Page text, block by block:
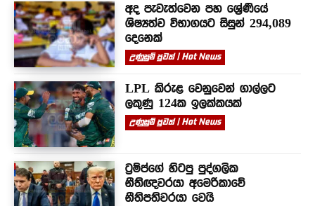
අද පැවැත්වෙන පහ ශ්‍රේණියේ
ශිෂ්‍යත්ව විභාගයට සිසුන් 294,089
දෙනෙක්
උණුසුම් පුවත් | Hot News
LPL කිරුළ වෙනුවෙන් ගාල්ලට
ලකුණු 124ක ඉලක්කයක්
උණුසුම් පුවත් | Hot News
ට්‍රම්ප්ගේ හිටපු පුද්ගලික
නීතිඥවරයා අමෙරිකාවේ
නීතිපතිවරයා වෙයි